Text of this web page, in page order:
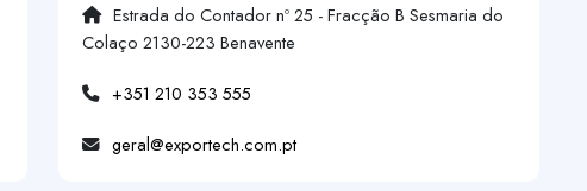
Estrada do Contador nº 25 - Fracção B Sesmaria do
Colaço 2130-223 Benavente
+351 210 353 555
geral@exportech.com.pt